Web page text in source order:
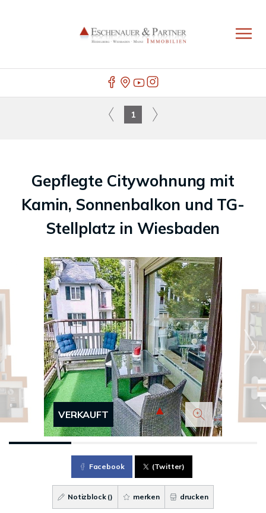
1
Gepflegte Citywohnung mit
Kamin, Sonnenbalkon und TG-
Stellplatz in Wiesbaden
VERKAUFT
Facebook (Twitter)
Notizblock () merken drucken